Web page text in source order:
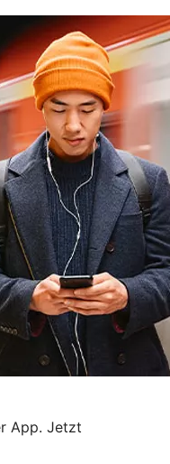
App. Jetzt